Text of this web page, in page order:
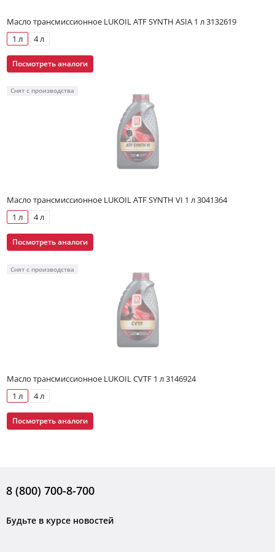
Масло трансмиссионное LUKOIL ATF SYNTH ASIA 1 л 3132619
1 л
4 л
Посмотреть аналоги
Снят с производства
Масло трансмиссионное LUKOIL ATF SYNTH VI 1 л 3041364
1 л
4 л
Посмотреть аналоги
Снят с производства
Масло трансмиссионное LUKOIL CVTF 1 л 3146924
1 л
4 л
Посмотреть аналоги
8 (800) 700-8-700
Будьте в курсе новостей